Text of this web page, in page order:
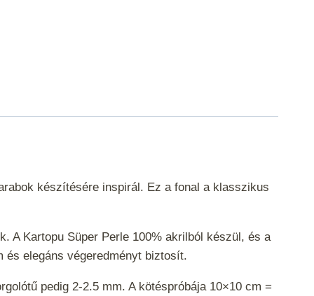
készítésére inspirál. Ez a fonal a klasszikus
A Kartopu Süper Perle 100% akrilból készül, és a
és elegáns végeredményt biztosít.
pedig 2-2.5 mm. A kötéspróbája 10×10 cm =